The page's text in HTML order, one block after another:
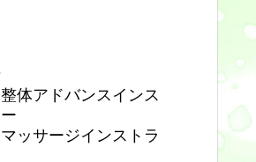
体アドバンスインス
ッサージインストラ